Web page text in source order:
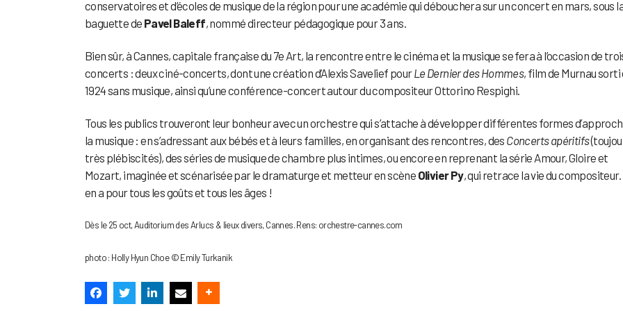
conservatoires et d’écoles de musique de la région pour une académie qui débouchera sur un concert en mars, sous
baguette de Pavel Baleff, nommé directeur pédagogique pour 3 ans.
Bien sûr, à Cannes, capitale française du 7e Art, la rencontre entre le cinéma et la musique se fera à l’occasion de
concerts : deux ciné-concerts, dont une création d’Alexis Savelief pourLe Dernier des Hommes, film de Murnau sorti
1924 sans musique, ainsi qu’une conférence-concert autour du compositeur Ottorino Respighi.
Tous les publics trouveront leur bonheur avec un orchestre qui s’attache à développer différentes formes
la musique : en s’adressant aux bébés et à leurs familles, en organisant des rencontres, des Concerts apéritifs
très plébiscités), des séries de musique de chambre plus intimes, ou encore en reprenant la série Amour, Gloire et
Mozart, imaginée et scénarisée par le dramaturge et metteur en scène Olivier Py, qui retrace la vie du compositeur.
en a pour tous les goûts et tous les âges !
Dès le 25 oct, Auditorium des Arlucs & lieux divers, Cannes. Rens: orchestre-cannes.com
photo : Holly Hyun Choe © Emily Turkanik